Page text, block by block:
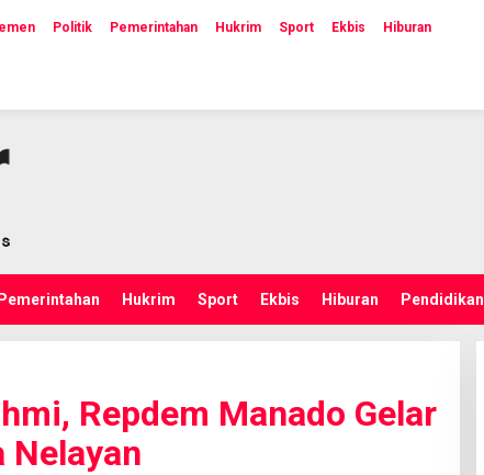
Politik Pemerintahan Hukrim Sport Ekbis Hiburan
Pemerintahan Hukrim Sport Ekbis Hiburan Pendidikan
Repdem Manado Gelar
Nelayan